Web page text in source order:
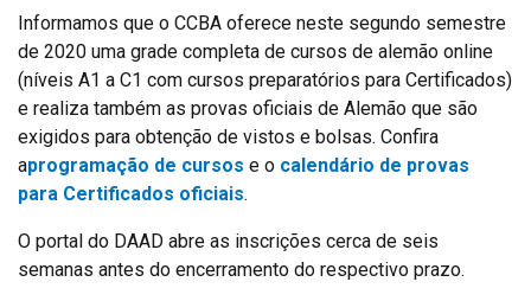
Informamos que o CCBA oferece neste segundo semestre
de 2020 uma grade completa de cursos de alemão online
(níveis A1 a C1 com cursos preparatórios para Certificados)
e realiza também as provas oficiais de Alemão que são
exigidos para obtenção de vistos e bolsas. Confira
aprogramação de cursos e o calendário de provas
para Certificados oficiais.
O portal do DAAD abre as inscrições cerca de seis
semanas antes do encerramento do respectivo prazo.